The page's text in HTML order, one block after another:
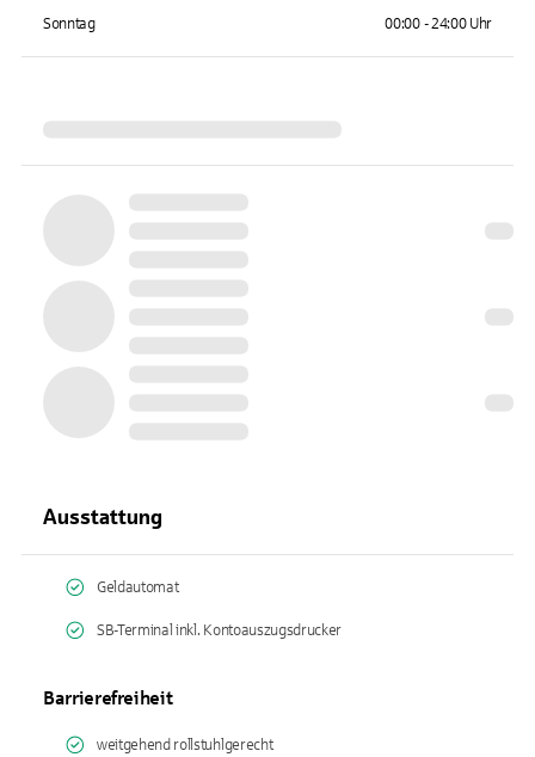
Sonntag 00:00 - 24:00 Uhr
Ausstattung
Geldautomat
SB-Terminal inkl. Kontoauszugsdrucker
Barrierefreiheit
weitgehend rollstuhlgerecht